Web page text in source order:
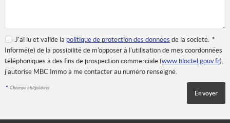
J'ai lu et valide la politique de protection des données de la société. *
Informé(e) de la possibilité de m'opposer à l'utilisation de mes coordonnées
téléphoniques à des fins de prospection commerciale (www.bloctel.gouv.fr),
j'autorise MBC Immo à me contacter au numéro renseigné.
* Champs obligatoires